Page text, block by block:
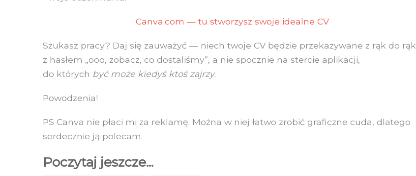
Canva.com — tu stworzysz swoje idealne CV
Szukasz pracy? Daj się zauważyć — niech twoje CV będzie przekazywane z rąk do rąk
z hasłem „ooo, zobacz, co dostaliśmy”, a nie spocznie na stercie aplikacji,
do których być może kiedyś ktoś zajrzy.
Powodzenia!
PS Canva nie płaci mi za reklamę. Można w niej łatwo zrobić graficzne cuda, dlatego
serdecznie ją polecam.
Poczytaj jeszcze...